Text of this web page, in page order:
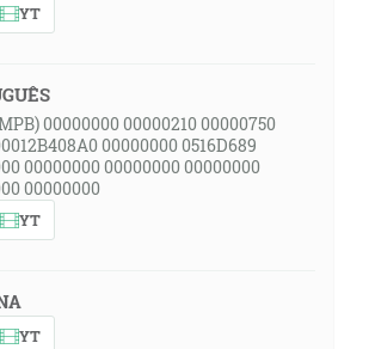
YT
00000000 00000210 00000750
00000000 0516D689
00000000 00000000 00000000
00000000
YT
YT